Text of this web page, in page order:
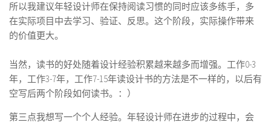
所以我建议年轻设计师在保持阅读习惯的同时应该多练手，多
在实际项目中去学习、验证、反思。这个阶段，实际操作带来
的价值更大。
当然，读书的好处随着设计经验积累越来越多而增强。工作0-3
年，工作3-7年，工作7-15年读设计书的方法是不一样的，以后有
空写后两个阶段如何读书。：）
第三点我想写一个个人经验。年轻设计师在进步的过程中，会